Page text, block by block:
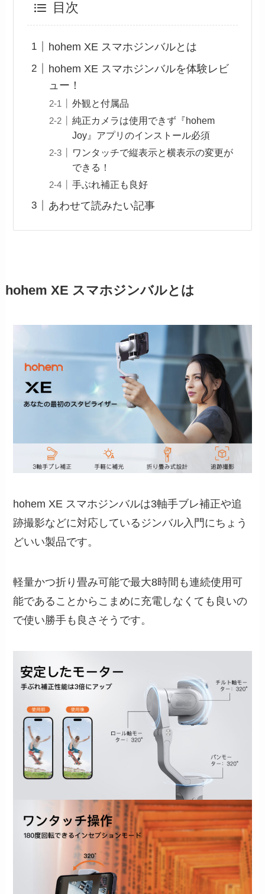
目次
hohem XE スマホジンバルとは
hohem XE スマホジンバルを体験レビ
ュー！
外観と付属品
純正カメラは使用できず『hohem
Joy』アプリのインストール必須
ワンタッチで縦表示と横表示の変更が
できる！
手ぶれ補正も良好
あわせて読みたい記事
hohem XE スマホジンバルとは
hohem XE スマホジンバルは3軸手ブレ補正や追
跡撮影などに対応しているジンバル入門にちょう
どいい製品です。
軽量かつ折り畳み可能で最大8時間も連続使用可
能であることからこまめに充電しなくても良いの
で使い勝手も良さそうです。